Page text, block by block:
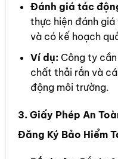
Đánh giá tác
thực hiện đánh
và có kế hoạch
Ví dụ: Công ty
chất thải rắn và
động môi trường.
3. Giấy Phép An
Đăng Ký Bảo Hiểm